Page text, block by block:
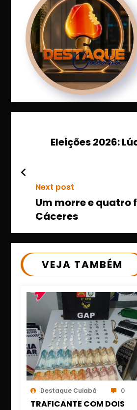
Eleições 2026:
Next post
Um morre e quatro
Cáceres
VEJA TAMBÉM
Destaque Cuiabá 0
TRAFICANTE COM DOIS